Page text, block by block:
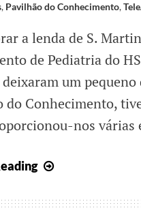
, Pavilhão do Conhecimento,
a lenda de S.
de Pediatria do
um
do Conhecimento,
nos
e